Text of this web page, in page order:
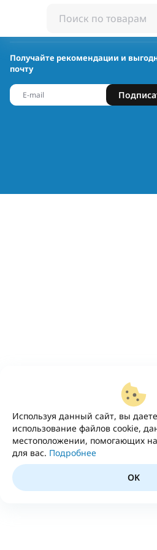
Используя данный сайт, вы
использование файлов cookie,
местоположении, помогающих
для вас. Подробнее
OK
Получайте рекомендации и
почту